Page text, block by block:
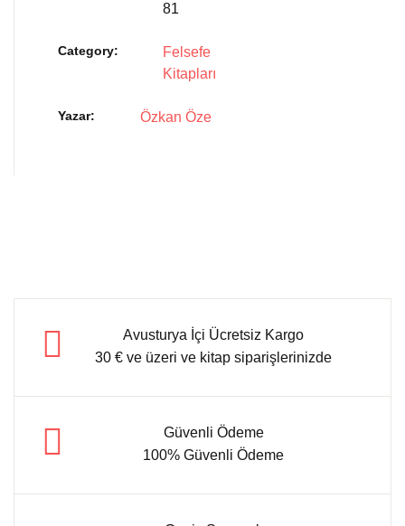
81
Category:
Felsefe
Kitapları
Yazar Özkan Öze
Avusturya İçi Ücretsiz Kargo
30 € ve üzeri ve kitap siparişlerinizde
Güvenli Ödeme
100% Güvenli Ödeme